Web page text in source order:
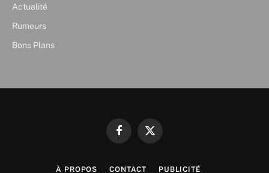
Actualité
Rumeurs
Bons Plans
FacebookX
À PROPOS CONTACT PUBLICITÉ